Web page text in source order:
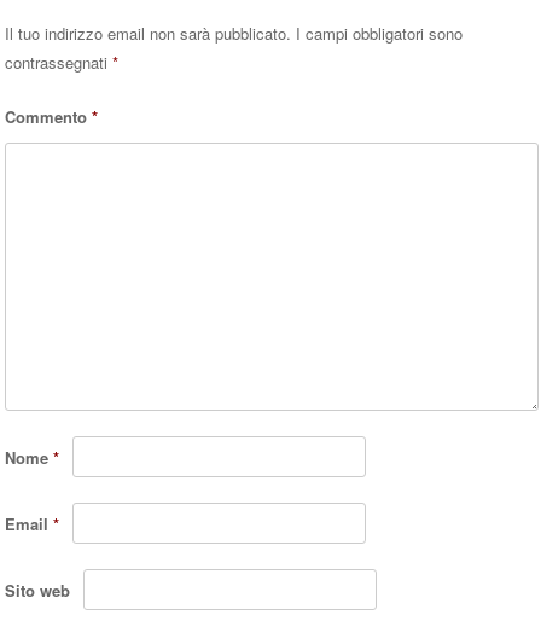
Il tuo indirizzo email non sarà pubblicato. I campi obbligatori sono
contrassegnati*
Commento*
Nome*
Email*
Sito web